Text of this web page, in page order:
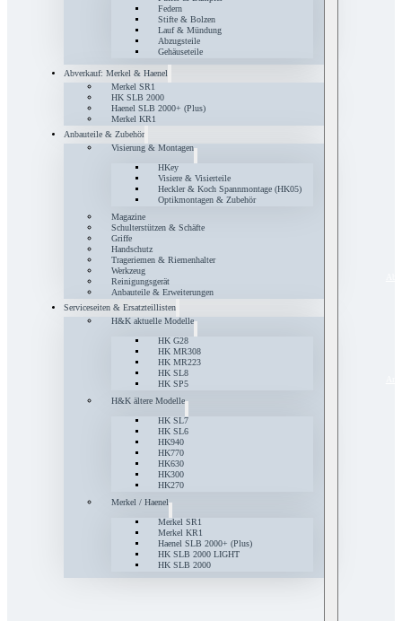
Federn
Stifte & Bolzen
Lauf & Mündung
Abzugsteile
Gehäuseteile
Abverkauf: Merkel & Haenel
Merkel SR1
HK SLB 2000
Haenel SLB 2000+ (Plus)
Merkel KR1
Anbauteile & Zubehör
Visierung & Montagen
HKey
Visiere & Visierteile
Heckler & Koch Spannmontage (HK05)
Optikmontagen & Zubehör
Magazine
Schulterstützen & Schäfte
Griffe
Handschutz
Trageriemen & Riemenhalter
Werkzeug
Reinigungsgerät
Anbauteile & Erweiterungen
Serviceseiten & Ersatzteillisten
H&K aktuelle Modelle
HK G28
HK MR308
HK MR223
HK SL8
HK SP5
H&K ältere Modelle
HK SL7
HK SL6
HK940
HK770
HK630
HK300
HK270
Merkel / Haenel
Merkel SR1
Merkel KR1
Haenel SLB 2000+ (Plus)
HK SLB 2000 LIGHT
HK SLB 2000